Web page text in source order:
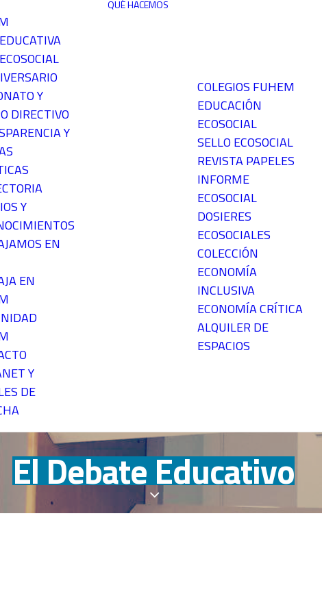
Y
DIRECTIVO
Y
Y
EN
EN
Y
DE
QUÉ HACEMOS
COLEGIOS FUHEM
EDUCACIÓN
ECOSOCIAL
SELLO ECOSOCIAL
REVISTA PAPELES
INFORME
ECOSOCIAL
DOSIERES
ECOSOCIALES
COLECCIÓN
ECONOMÍA
INCLUSIVA
ECONOMÍA CRÍTICA
ALQUILER DE
ESPACIOS
El Debate Educativo